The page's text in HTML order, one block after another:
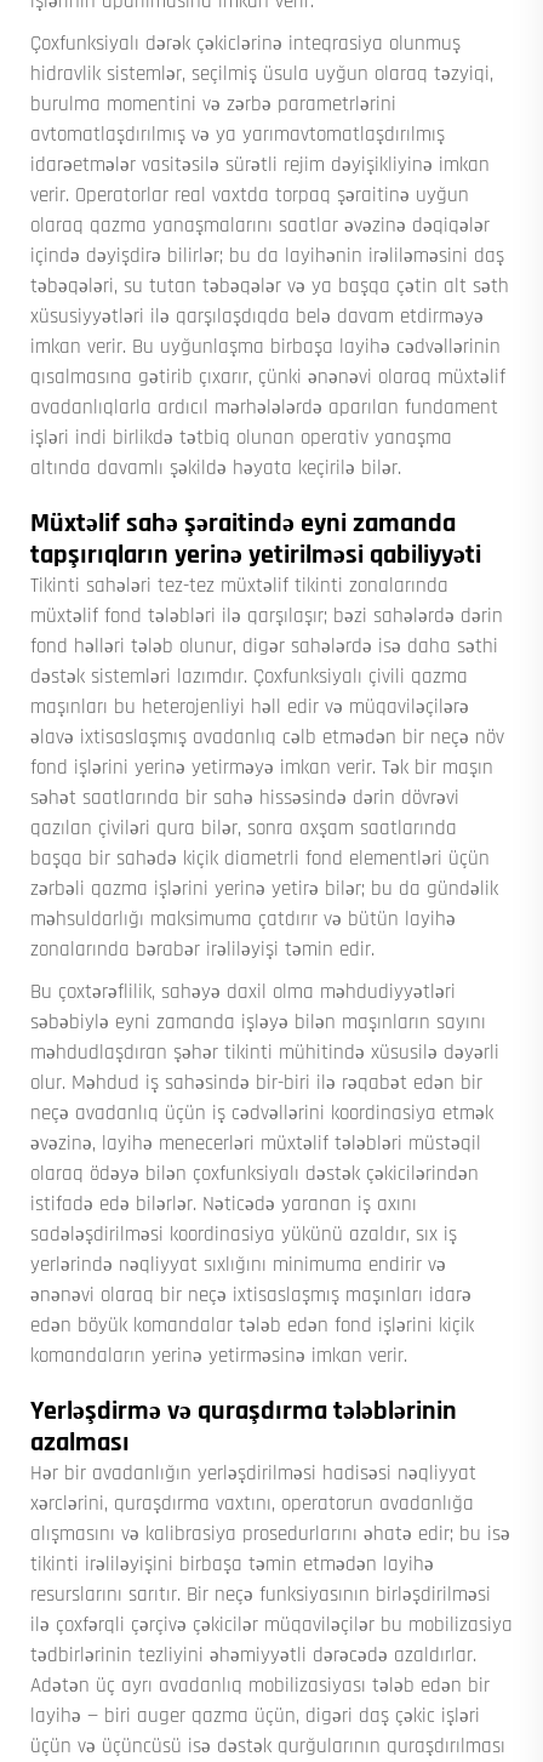
Çoxfunksiyalı dərək çəkiclərinə inteqrasiya olunmuş
hidravlik sistemlər, seçilmiş üsula uyğun olaraq təzyiqi,
burulma momentini və zərbə parametrlərini
avtomatlaşdırılmış və ya yarımavtomatlaşdırılmış
idarəetmələr vasitəsilə sürətli rejim dəyişikliyinə imkan
verir. Operatorlar real vaxtda torpaq şəraitinə uyğun
olaraq qazma yanaşmalarını saatlar əvəzinə dəqiqələr
içində dəyişdirə bilirlər; bu da layihənin irəliləməsini daş
təbəqələri, su tutan təbəqələr və ya başqa çətin alt səth
xüsusiyyətləri ilə qarşılaşdıqda belə davam etdirməyə
imkan verir. Bu uyğunlaşma birbaşa layihə cədvəllərinin
qısalmasına gətirib çıxarır, çünki ənənəvi olaraq müxtəlif
avadanlıqlarla ardıcıl mərhələlərdə aparılan fundament
işləri indi birlikdə tətbiq olunan operativ yanaşma
altında davamlı şəkildə həyata keçirilə bilər.
Müxtəlif sahə şəraitində eyni zamanda
tapşırıqların yerinə yetirilməsi qabiliyyəti
Tikinti sahələri tez-tez müxtəlif tikinti zonalarında
müxtəlif fond tələbləri ilə qarşılaşır; bəzi sahələrdə dərin
fond həlləri tələb olunur, digər sahələrdə isə daha səthi
dəstək sistemləri lazımdır. Çoxfunksiyalı çivili qazma
maşınları bu heterojenliyi həll edir və müqaviləçilərə
əlavə ixtisaslaşmış avadanlıq cəlb etmədən bir neçə növ
fond işlərini yerinə yetirməyə imkan verir. Tək bir maşın
səhət saatlarında bir sahə hissəsində dərin dövrəvi
qazılan çiviləri qura bilər, sonra axşam saatlarında
başqa bir sahədə kiçik diametrli fond elementləri üçün
zərbəli qazma işlərini yerinə yetirə bilər; bu da gündəlik
məhsuldarlığı maksimuma çatdırır və bütün layihə
zonalarında bərabər irəliləyişi təmin edir.
Bu çoxtərəflilik, sahəyə daxil olma məhdudiyyətləri
səbəbiylə eyni zamanda işləyə bilən maşınların sayını
məhdudlaşdıran şəhər tikinti mühitində xüsusilə dəyərli
olur. Məhdud iş sahəsində bir-biri ilə rəqabət edən bir
neçə avadanlıq üçün iş cədvəllərini koordinasiya etmək
əvəzinə, layihə menecerləri müxtəlif tələbləri müstəqil
olaraq ödəyə bilən çoxfunksiyalı dəstək çəkicilərindən
istifadə edə bilərlər. Nəticədə yaranan iş axını
sadələşdirilməsi koordinasiya yükünü azaldır, sıx iş
yerlərində nəqliyyat sıxlığını minimuma endirir və
ənənəvi olaraq bir neçə ixtisaslaşmış maşınları idarə
edən böyük komandalar tələb edən fond işlərini kiçik
komandaların yerinə yetirməsinə imkan verir.
Yerləşdirmə və quraşdırma tələblərinin
azalması
Hər bir avadanlığın yerləşdirilməsi hadisəsi nəqliyyat
xərclərini, quraşdırma vaxtını, operatorun avadanlığa
alışmasını və kalibrasiya prosedurlarını əhatə edir; bu isə
tikinti irəliləyişini birbaşa təmin etmədən layihə
resurslarını sarıtır. Bir neçə funksiyasının birləşdirilməsi
ilə çoxfərqli çərçivə çəkicilər müqaviləçilər bu mobilizasiya
tədbirlərinin tezliyini əhəmiyyətli dərəcədə azaldırlar.
Adətən üç ayrı avadanlıq mobilizasiyası tələb edən bir
layihə — biri auger qazma üçün, digəri daş çəkic işləri
üçün və üçüncüsü isə dəstək qurğularının quraşdırılması